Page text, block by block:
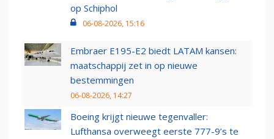
op Schiphol
06-08-2026, 15:16
Embraer E195-E2 biedt LATAM kansen:
maatschappij zet in op nieuwe
bestemmingen
06-08-2026, 14:27
Boeing krijgt nieuwe tegenvaller:
Lufthansa overweegt eerste 777-9’s te